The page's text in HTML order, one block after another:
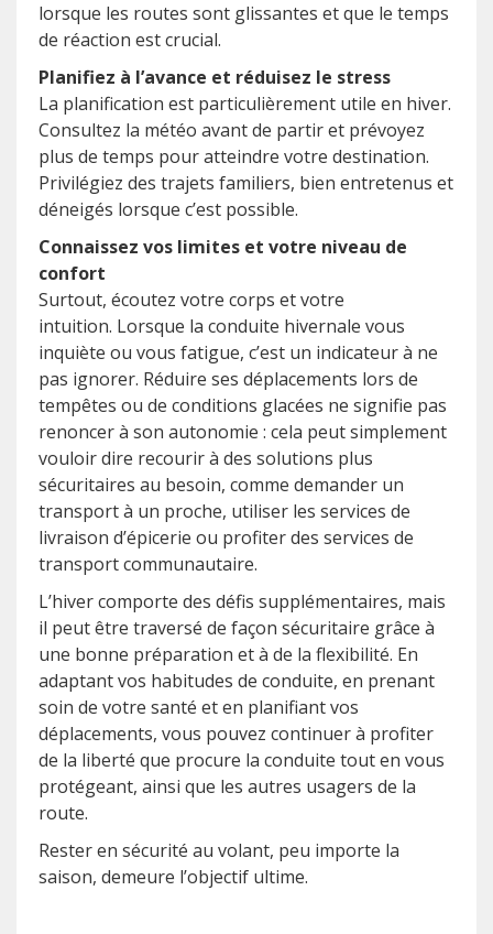
lorsque les routes sont glissantes et que le temps
de réaction est crucial.
Planifiez à l’avance et réduisez le stress
La planification est particulièrement utile en hiver.
Consultez la météo avant de partir et prévoyez
plus de temps pour atteindre votre destination.
Privilégiez des trajets familiers, bien entretenus et
déneigés lorsque c’est possible.
Connaissez vos limites et votre niveau de
confort
Surtout, écoutez votre corps et votre
intuition. Lorsque la conduite hivernale vous
inquiète ou vous fatigue, c’est un indicateur à ne
pas ignorer. Réduire ses déplacements lors de
tempêtes ou de conditions glacées ne signifie pas
renoncer à son autonomie : cela peut simplement
vouloir dire recourir à des solutions plus
sécuritaires au besoin, comme demander un
transport à un proche, utiliser les services de
livraison d’épicerie ou profiter des services de
transport communautaire.
L’hiver comporte des défis supplémentaires, mais
il peut être traversé de façon sécuritaire grâce à
une bonne préparation et à de la flexibilité. En
adaptant vos habitudes de conduite, en prenant
soin de votre santé et en planifiant vos
déplacements, vous pouvez continuer à profiter
de la liberté que procure la conduite tout en vous
protégeant, ainsi que les autres usagers de la
route.
Rester en sécurité au volant, peu importe la
saison, demeure l’objectif ultime.